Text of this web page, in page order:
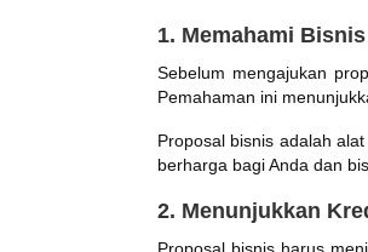
1. Memahami
Sebelum mengajukan
Pemahaman ini
Proposal bisnis adalah
berharga bagi Anda dan
2. Menunjukkan
Proposal bisnis harus